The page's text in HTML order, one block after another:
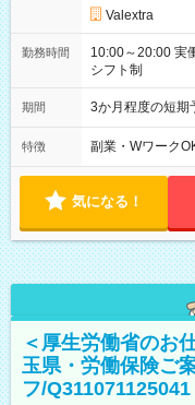
Valextra
勤務時間
10:00～20:00 実働7.5時間／休憩1.5時間 営業時間に合わせた
シフト制
期間 3か月程度の短期
特徴 副業・Wワーク
気になる！
＜厚生労働省のお
玉県・労働保険ご
フ/Q311071125041